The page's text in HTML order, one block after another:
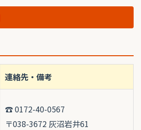
連絡先・備考
☎ 0172-40-0567
〒038-3672 灰沼岩井61